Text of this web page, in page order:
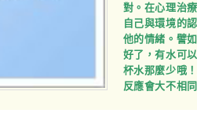
對。在心理治
自己與環境的
他的情緒。譬
好了，有水可
杯水那麼少哦
反應會大不相